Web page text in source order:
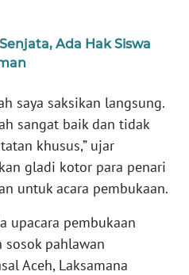
Ada Hak Siswa
saya saksikan langsung.
sangat baik dan tidak
khusus,” ujar
gladi kotor para penari
untuk acara pembukaan.
upacara pembukaan
pahlawan
Aceh, Laksamana